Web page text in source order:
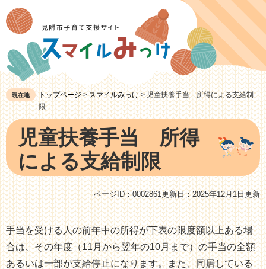
ー
の
先
頭
で
す。
ニ
ー
を
飛
ば
し
て
本
文
へ
現在地 トップページ >スマイルみっけ >児童扶養手当 所得による支給制
限
本
児童扶養手当 所得
による支給制限
ページID：0002861更新日：2025年12月1日更新
手当を受ける人の前年中の所得が下表の限度額以上ある場
合は、その年度（11月から翌年の10月まで）の手当の全額
あるいは一部が支給停止になります。また、同居している